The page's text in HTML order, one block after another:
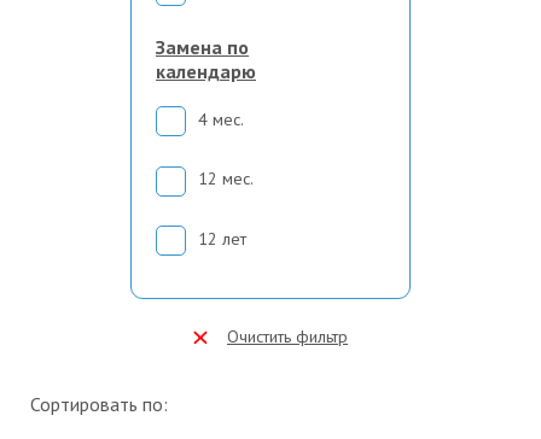
Замена по
календарю
4 мес.
12 мес.
12 лет
Очистить фильтр
Сортировать по: